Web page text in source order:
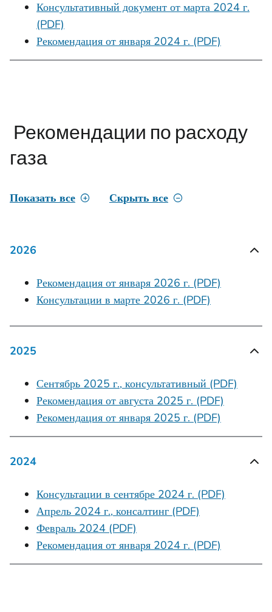
Консультативный документ от марта 2024 г.
(PDF)
Рекомендация от января 2024 г. (PDF)
Рекомендации по расходу
газа
Показать все Скрыть все
2026
Рекомендация от января 2026 г. (PDF)
Консультации в марте 2026 г. (PDF)
2025
Сентябрь 2025 г., консультативный (PDF)
Рекомендация от августа 2025 г. (PDF)
Рекомендация от января 2025 г. (PDF)
2024
Консультации в сентябре 2024 г. (PDF)
Апрель 2024 г., консалтинг (PDF)
Февраль 2024 (PDF)
Рекомендация от января 2024 г. (PDF)